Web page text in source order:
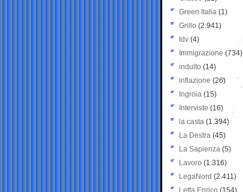
Green Italia (1)
Grillo (2.941)
Idv (4)
Immigrazione (734)
indulto (14)
inflazione (26)
Ingroia (15)
Interviste (16)
la casta (1.394)
La Destra (45)
La Sapienza (5)
Lavoro (1.316)
LegaNord (2.411)
Letta Enrico (154)